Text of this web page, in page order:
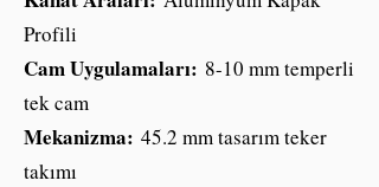
Profili
Cam Uygulamaları: 8-10 mm temperli
tek cam
Mekanizma: 45.2 mm tasarım teker
takımı